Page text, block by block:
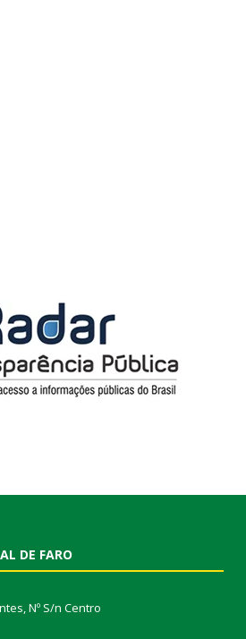
DE FARO
Nº S/n Centro